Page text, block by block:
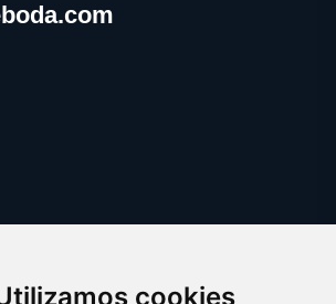
cookies